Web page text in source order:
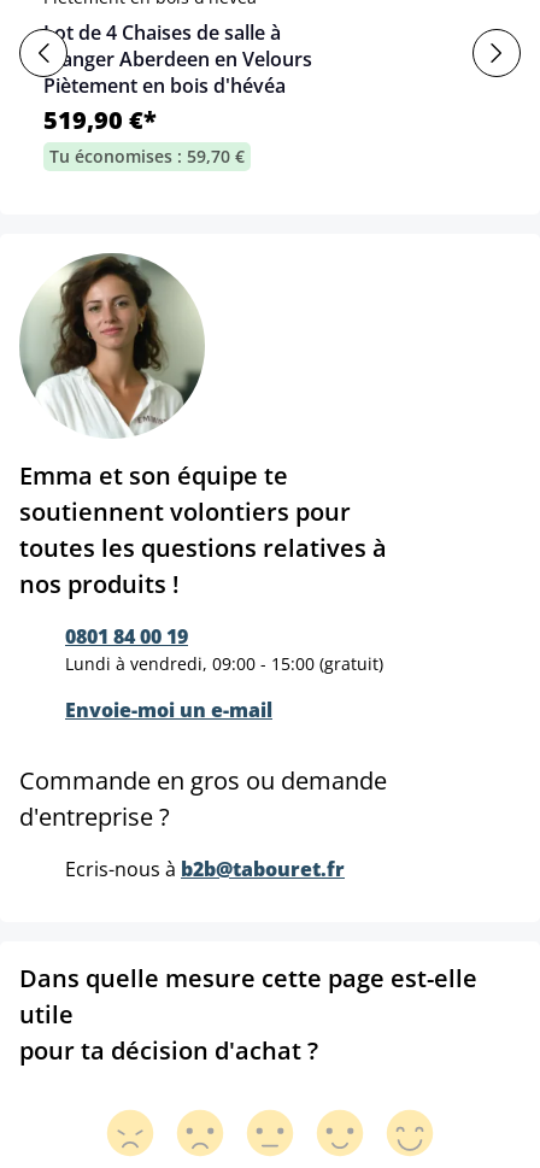
Lot de 4 Chaises de salle à
manger Aberdeen en Velours
Piètement en bois d'hévéa
519,90 €*
Tu économises : 59,70 €
Emma et son équipe te
soutiennent volontiers pour
toutes les questions relatives à
nos produits !
0801 84 00 19
Lundi à vendredi, 09:00 - 15:00 (gratuit)
Envoie-moi un e-mail
Commande en gros ou demande
d'entreprise ?
Ecris-nous à b2b@tabouret.fr
Dans quelle mesure cette page est-elle
utile
pour ta décision d'achat ?